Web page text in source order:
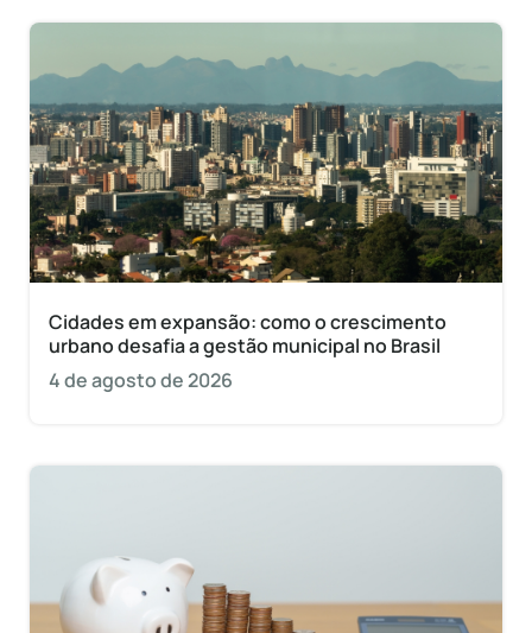
Cidades em expansão: como o crescimento
urbano desafia a gestão municipal no Brasil
4 de agosto de 2026